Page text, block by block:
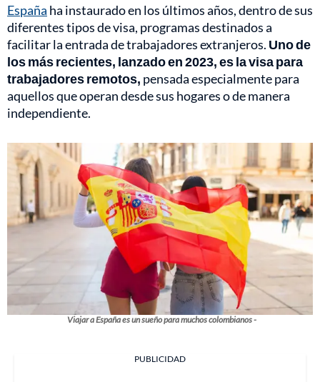
España ha instaurado en los últimos años, dentro de sus
diferentes tipos de visa, programas destinados a
facilitar la entrada de trabajadores extranjeros. Uno de
los más recientes, lanzado en 2023, es la visa para
trabajadores remotos, pensada especialmente para
aquellos que operan desde sus hogares o de manera
independiente.
Viajar a España es un sueño para muchos colombianos -
PUBLICIDAD